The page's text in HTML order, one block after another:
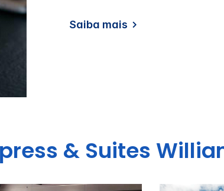
Saiba mais
& Suites